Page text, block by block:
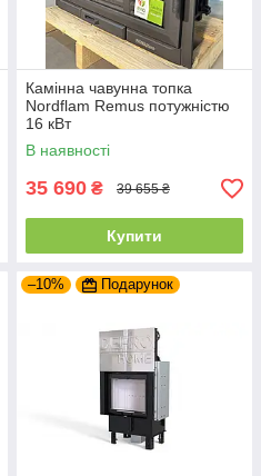
Камінна чавунна топка
Nordflam Remus потужністю
16 кВт
В наявності
35 690 ₴ 39 655 ₴
Купити
–10% Подарунок